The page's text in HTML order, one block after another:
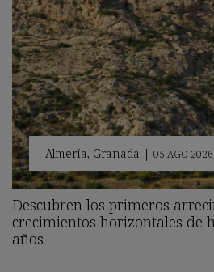
Almería, Granada | 05 AGO 2026
Descubren los primeros
crecimientos horizontales de
años